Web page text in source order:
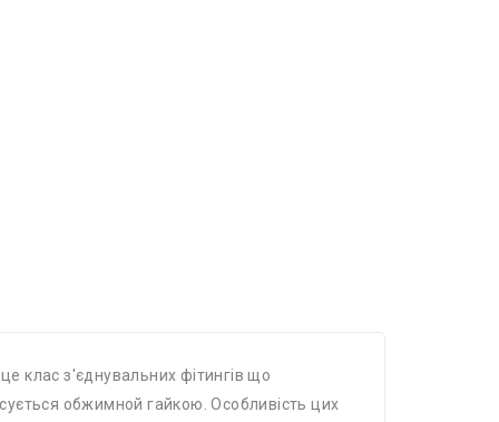
це клас з'єднувальних фітингів що
обжимной гайкою. Особливість цих